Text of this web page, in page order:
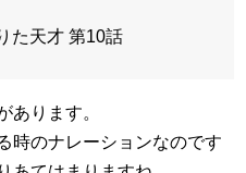
た天才 第10話
あります。
時のナレーションなのです